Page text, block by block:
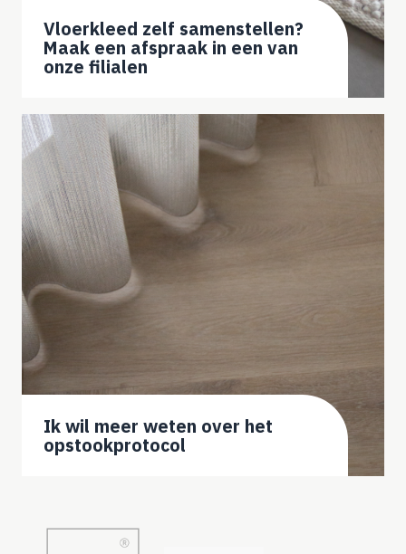
Vloerkleed zelf samenstellen?
Maak een afspraak in een van
onze filialen
Ik wil meer weten over het
opstookprotocol